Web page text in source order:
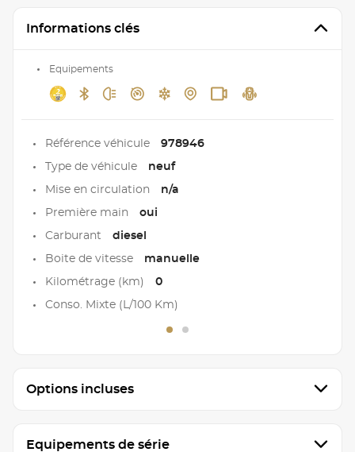
Informations clés
Equipements
Référence véhicule 978946
Type de véhicule neuf
Mise en circulation n/a
Première main oui
Carburant diesel
Boite de vitesse manuelle
Kilométrage (km) 0
Conso. Mixte (L/100 Km)
Options incluses
Equipements de série